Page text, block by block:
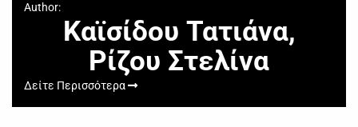
Author:
Καϊσίδου Τατιάνα,
Ρίζου Στελίνα
Δείτε Περισσότερα